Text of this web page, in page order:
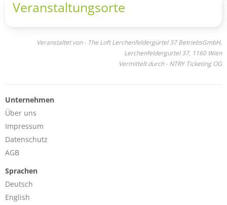
Veranstaltungsorte
Veranstaltet von - The Loft Lerchenfeldergürtel 37 BetriebsGmbH,
Lerchenfeldergürtel 37, 1160 Wien
Vermittelt durch - NTRY Ticketing OG
Unternehmen
Über uns
Impressum
Datenschutz
AGB
Sprachen
Deutsch
English